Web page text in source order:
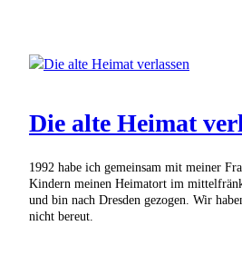
Die alte Heimat
1992 habe ich gemeinsam mit meiner
Kindern meinen Heimatort im
und bin nach Dresden gezogen. Wir
nicht bereut.